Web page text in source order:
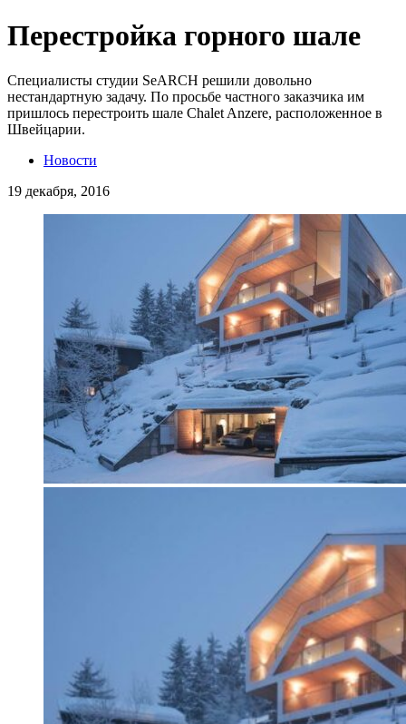
Перестройка горного шале
Специалисты студии SeARCH решили довольно
нестандартную задачу. По просьбе частного заказчика им
пришлось перестроить шале Chalet Anzere, расположенное в
Швейцарии.
Новости
19 декабря, 2016